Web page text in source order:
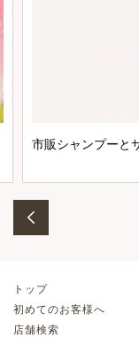
市販シャンプーと
トップ
初めてのお客様へ
店舗検索